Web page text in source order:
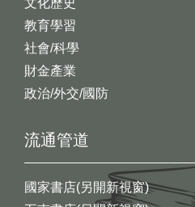
文化歷史
教育學習
社會/科學
財金產業
政治/外交/國防
流通管道
國家書店(另開新視窗)